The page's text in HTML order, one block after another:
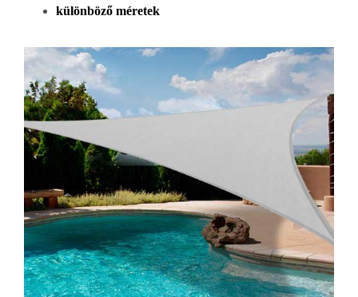
különböző méretek